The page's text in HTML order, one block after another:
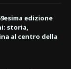
edizione
storia,
al centro della